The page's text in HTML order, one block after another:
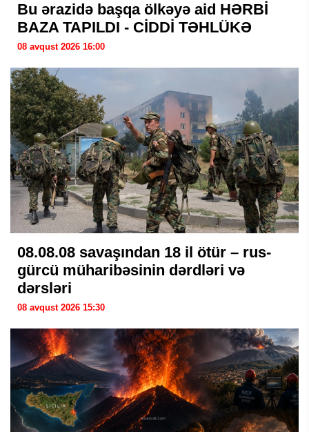
Bu ərazidə başqa ölkəyə aid HƏRBİ
BAZA TAPILDI - CİDDİ TƏHLÜKƏ
08 avqust 2026 16:00
08.08.08 savaşından 18 il ötür – rus-
gürcü müharibəsinin dərdləri və
dərsləri
08 avqust 2026 15:30